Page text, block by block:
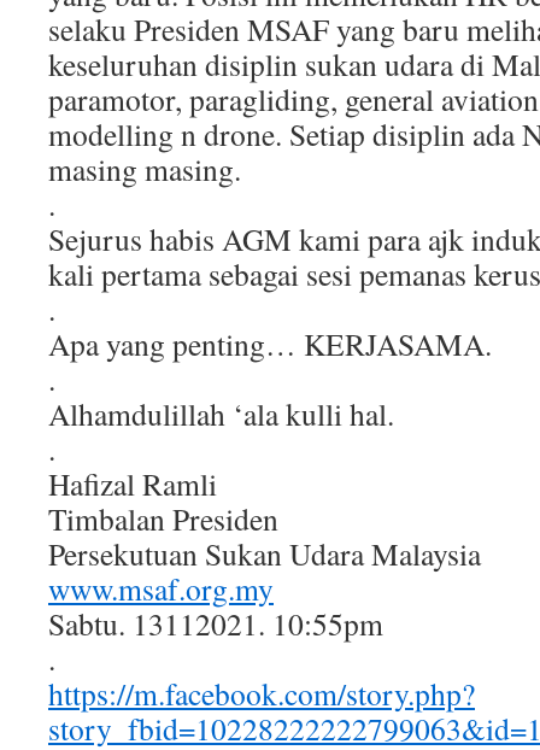
selaku Presiden MSAF yang baru
keseluruhan disiplin sukan udara di
paramotor, paragliding, general
modelling n drone. Setiap disiplin ada
masing masing.
.
Sejurus habis AGM kami para ajk
kali pertama sebagai sesi pemanas
.
Apa yang penting… KERJASAMA.
.
Alhamdulillah ‘ala kulli hal.
.
Hafizal Ramli
Timbalan Presiden
Persekutuan Sukan Udara Malaysia
www.msaf.org.my
Sabtu. 13112021. 10:55pm
.
https://m.facebook.com/story.php?